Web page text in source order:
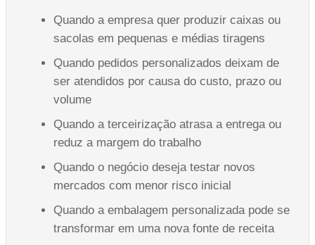
Quando a empresa quer produzir caixas ou
sacolas em pequenas e médias tiragens
Quando pedidos personalizados deixam de
ser atendidos por causa do custo, prazo ou
volume
Quando a terceirização atrasa a entrega ou
reduz a margem do trabalho
Quando o negócio deseja testar novos
mercados com menor risco inicial
Quando a embalagem personalizada pode se
transformar em uma nova fonte de receita